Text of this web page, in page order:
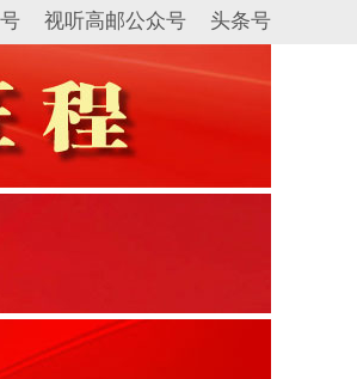
视听高邮公众号 头条号